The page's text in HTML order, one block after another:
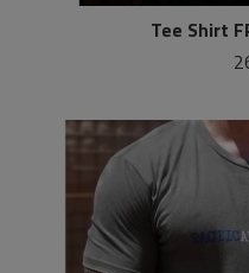
Tee Shirt